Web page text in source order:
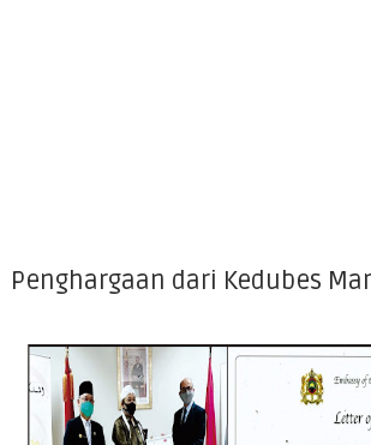
Penghargaan dari Kedubes